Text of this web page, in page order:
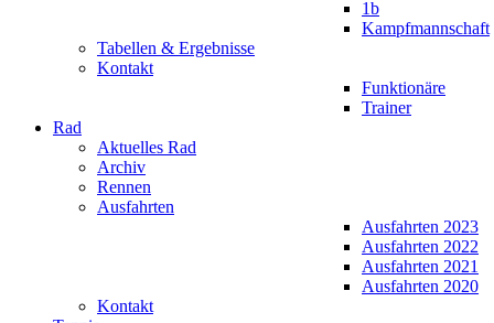
1b
Kampfmannschaft
Tabellen & Ergebnisse
Kontakt
Funktionäre
Trainer
Rad
Aktuelles Rad
Archiv
Rennen
Ausfahrten
Ausfahrten 2023
Ausfahrten 2022
Ausfahrten 2021
Ausfahrten 2020
Kontakt